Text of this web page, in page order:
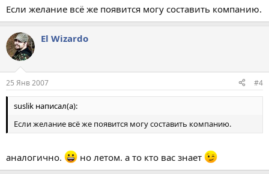
Если желание всё же появится могу составить компанию.
El Wizardo
25 Янв 2007 #4
suslik написал(а):
Если желание всё же появится могу составить компанию.
аналогично. но летом. а то кто вас знает